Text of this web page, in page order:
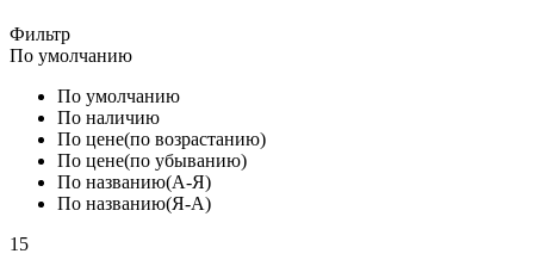
Фильтр
По умолчанию
По умолчанию
По наличию
По цене(по возрастанию)
По цене(по убыванию)
По названию(А-Я)
По названию(Я-А)
15